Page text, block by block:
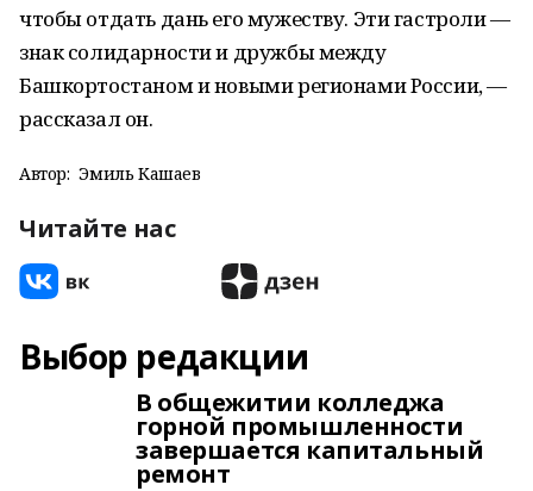
чтобы отдать дань его мужеству. Эти гастроли —
знак солидарности и дружбы между
Башкортостаном и новыми регионами России, —
рассказал он.
Автор: Эмиль Кашаев
Читайте нас
Выбор редакции
В общежитии колледжа
горной промышленности
завершается капитальный
ремонт